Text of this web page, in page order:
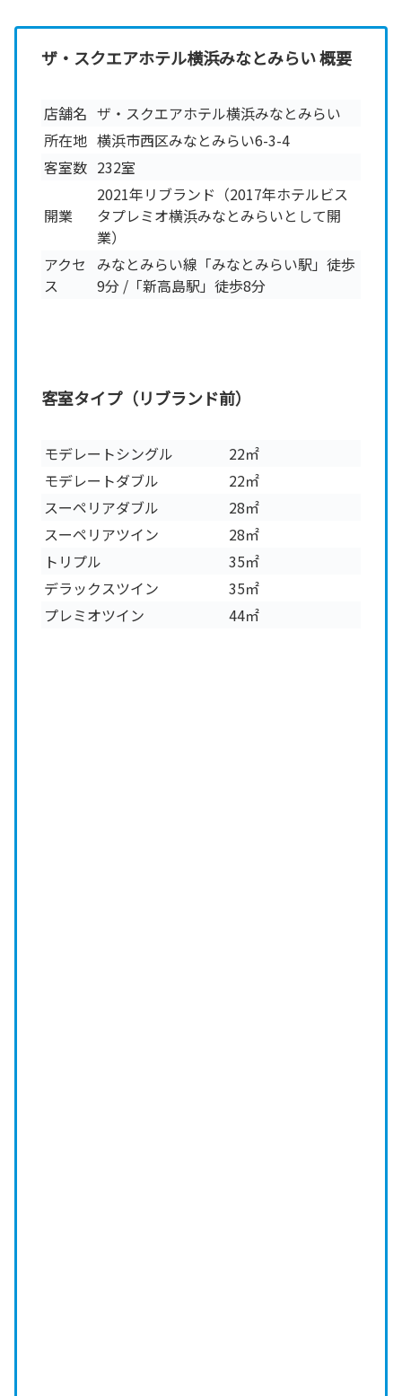
ザ・スクエアホテル横浜みなとみらい 概要
店舗名 ザ・スクエアホテル横浜みなとみらい
所在地 横浜市西区みなとみらい6-3-4
客室数 232室
開業
2021年リブランド（2017年ホテルビス
タプレミオ横浜みなとみらいとして開
業）
アクセ
ス
みなとみらい線「みなとみらい駅」徒歩
9分 /「新高島駅」徒歩8分
客室タイプ（リブランド前）
モデレートシングル
22㎡
モデレートダブル
22㎡
スーペリアダブル
28㎡
スーペリアツイン
28㎡
トリプル
35㎡
デラックスツイン
35㎡
プレミオツイン
44㎡